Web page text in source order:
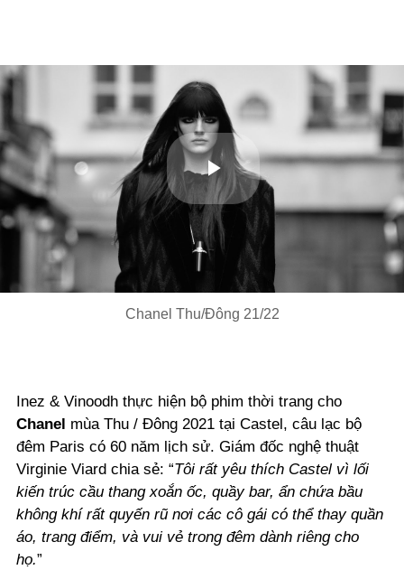
Play
Video
Chanel Thu/Đông 21/22
Inez & Vinoodh thực hiện bộ phim thời trang cho
Chanel mùa Thu / Đông 2021 tại Castel, câu lạc bộ
đêm Paris có 60 năm lịch sử. Giám đốc nghệ thuật
Virginie Viard chia sẻ: “Tôi rất yêu thích Castel vì lối
kiến trúc cầu thang xoắn ốc, quầy bar, ẩn chứa bầu
không khí rất quyến rũ nơi các cô gái có thể thay quần
áo, trang điểm, và vui vẻ trong đêm dành riêng cho
họ.”